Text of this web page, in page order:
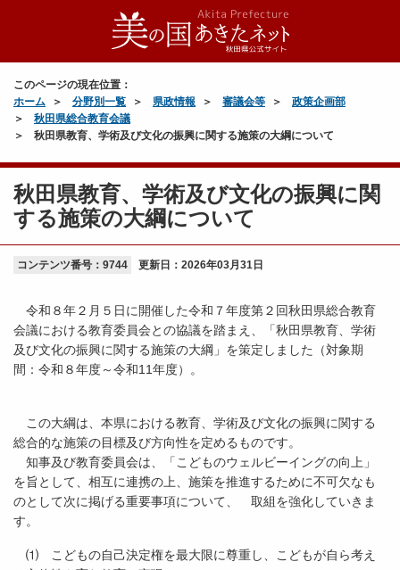
このページの現在位置：
ホーム
分野別一覧 県政情報 審議会等
政策企画部
秋田県総合教育会議
秋田県教育、学術及び文化の振興に関する施策の大綱について
秋田県教育、学術及び文化の振興に関
する施策の大綱について
コンテンツ番号：9744 更新日： 2026年03月31日
令和８年２月５日に開催した令和７年度第２回秋田県総合教育
会議における教育委員会との協議を踏まえ、「秋田県教育、学術
及び文化の振興に関する施策の大綱」を策定しました（対象期
間：令和８年度～令和11年度）。
この大綱は、本県における教育、学術及び文化の振興に関する
総合的な施策の目標及び方向性を定めるものです。
知事及び教育委員会は、「こどものウェルビーイングの向上」
を旨として、相互に連携の上、施策を推進するために不可欠なも
のとして次に掲げる重要事項について、 取組を強化していきま
す。
⑴ こどもの自己決定権を最大限に尊重し、こどもが自ら考え